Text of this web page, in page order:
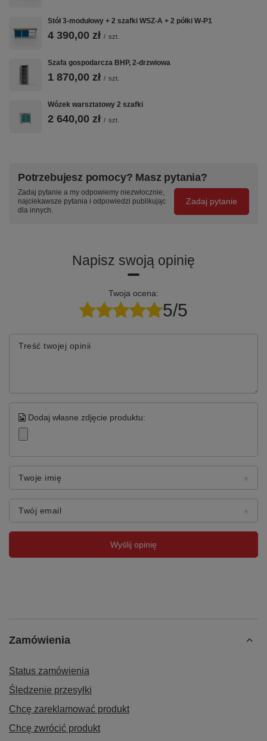
Stół 3-modułowy + 2 szafki WSZ-A + 2 półki W-P1
4 390,00 zł / szt.
Szafa gospodarcza BHP, 2-drzwiowa
1 870,00 zł / szt.
Wózek warsztatowy 2 szafki
2 640,00 zł / szt.
Potrzebujesz pomocy? Masz pytania?
Zadaj pytanie a my odpowiemy niezwłocznie,
najciekawsze pytania i odpowiedzi publikując
dla innych.
Zadaj pytanie
Napisz swoją opinię
Twoja ocena:
5/5
Treść twojej opinii
Dodaj własne zdjęcie produktu:
Twoje imię
Twój email
Wyślij opinię
Zamówienia
Status zamówienia
Śledzenie przesyłki
Chcę zareklamować produkt
Chcę zwrócić produkt